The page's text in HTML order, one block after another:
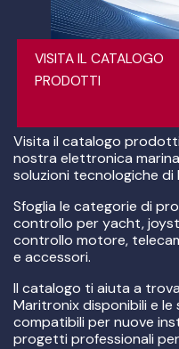
Visita il catalogo
nostra elettronica
soluzioni tecnologiche di
Sfoglia le categorie di
controllo per yacht,
controllo motore,
e accessori.
Il catalogo ti aiuta a
Maritronix disponibili e
compatibili per nuove
progetti professionali
VISITA IL CATALOGO
PRODOTTI